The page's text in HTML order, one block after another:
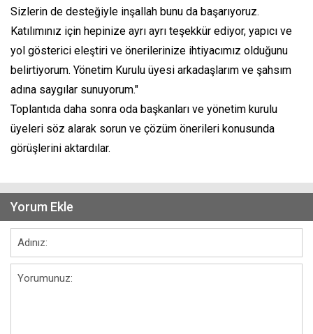
Sizlerin de desteğiyle inşallah bunu da başarıyoruz.
Katılımınız için hepinize ayrı ayrı teşekkür ediyor, yapıcı ve
yol gösterici eleştiri ve önerilerinize ihtiyacımız olduğunu
belirtiyorum. Yönetim Kurulu üyesi arkadaşlarım ve şahsım
adına saygılar sunuyorum."
Toplantıda daha sonra oda başkanları ve yönetim kurulu
üyeleri söz alarak sorun ve çözüm önerileri konusunda
görüşlerini aktardılar.
Yorum Ekle